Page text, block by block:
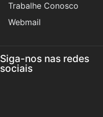
Trabalhe Conosco
Webmail
Siga-nos nas redes
sociais